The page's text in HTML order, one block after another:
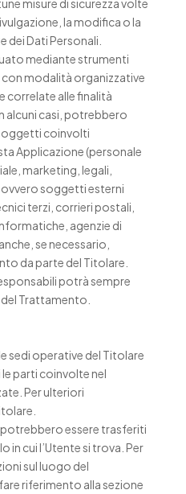
misure di sicurezza volte
la modifica o la
dei Dati Personali.
mediante strumenti
modalità organizzative
correlate alle finalità
alcuni casi, potrebbero
coinvolti
Applicazione (personale
marketing, legali,
soggetti esterni
terzi, corrieri postali,
agenzie di
se necessario,
da parte del Titolare.
potrà sempre
Trattamento.
sedi operative del Titolare
parti coinvolte nel
Per ulteriori
potrebbero essere trasferiti
in cui l’Utente si trova. Per
sul luogo del
riferimento alla sezione